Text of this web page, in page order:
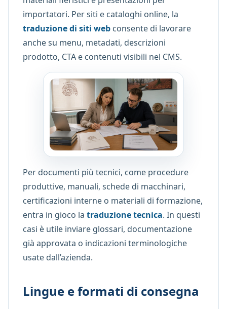
importatori. Per siti e cataloghi online, la
traduzione di siti web consente di lavorare
anche su menu, metadati, descrizioni
prodotto, CTA e contenuti visibili nel CMS.
Per documenti più tecnici, come procedure
produttive, manuali, schede di macchinari,
certificazioni interne o materiali di formazione,
entra in gioco la traduzione tecnica. In questi
casi è utile inviare glossari, documentazione
già approvata o indicazioni terminologiche
usate dall’azienda.
Lingue e formati di consegna